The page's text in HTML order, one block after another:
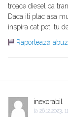
troace diesel ca
Daca iti plac asa
inspira cat poti tu
Raportează abuz
inexorabil
la 26.12.2023,